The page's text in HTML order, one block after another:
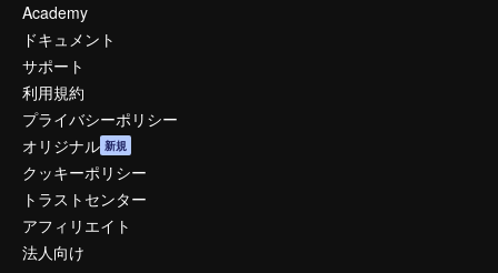
Academy
ドキュメント
サポート
利用規約
プライバシーポリシー
オリジナル 新規
クッキーポリシー
トラストセンター
アフィリエイト
法人向け